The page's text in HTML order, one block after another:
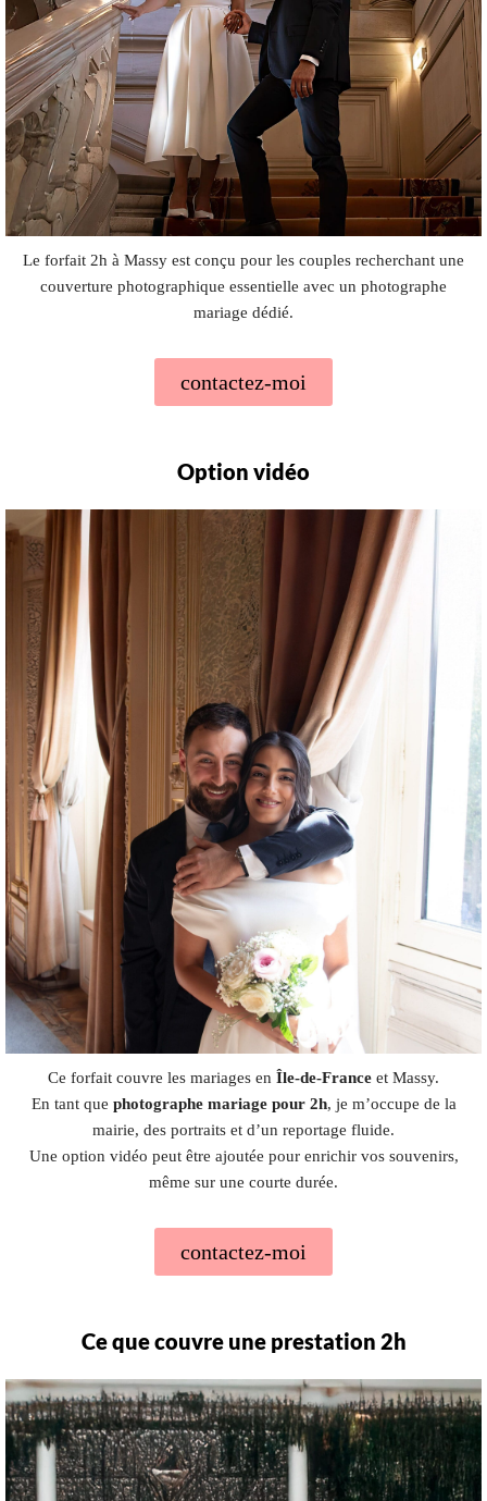
Le forfait 2h à Massy est conçu pour les couples recherchant une
couverture photographique essentielle avec un photographe
mariage dédié.
contactez-moi
Option vidéo
Ce forfait couvre les mariages en Île-de-France et Massy.
En tant que photographe mariage pour 2h, je m’occupe de la
mairie, des portraits et d’un reportage fluide.
Une option vidéo peut être ajoutée pour enrichir vos souvenirs,
même sur une courte durée.
contactez-moi
Ce que couvre une prestation 2h